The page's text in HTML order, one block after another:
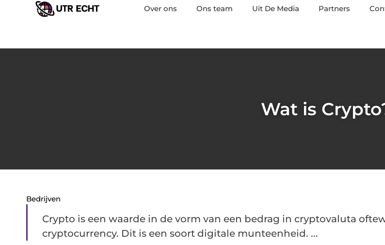
Over ons Ons team Uit De Media Partners
Wat is
Bedrijven
Crypto is een waarde in de vorm van een bedrag in cryptovaluta
cryptocurrency. Dit is een soort digitale munteenheid. ...